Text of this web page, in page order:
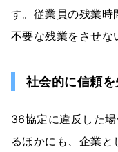
す。従業員の残業時
不要な残業をさせな
社会的に信頼を
36協定に違反した
るほかにも、企業と